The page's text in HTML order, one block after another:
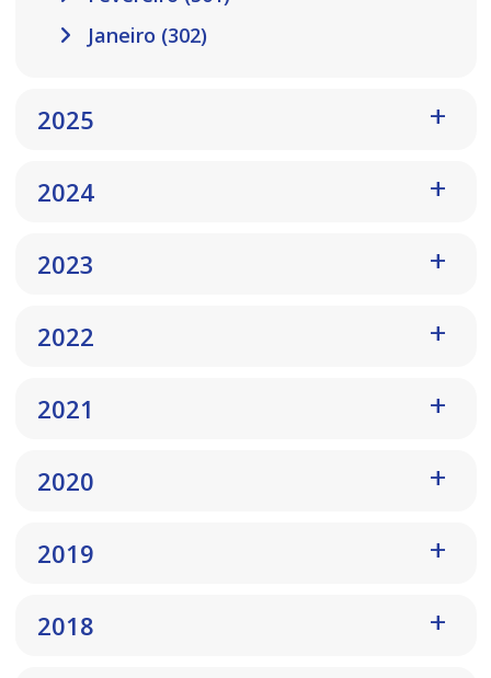
Janeiro (302)
2025
2024
2023
2022
2021
2020
2019
2018